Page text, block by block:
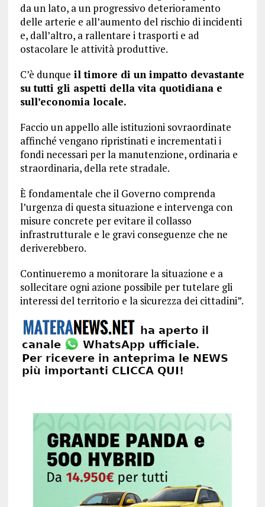
da un lato, a un progressivo deterioramento
delle arterie e all’aumento del rischio di incidenti
e, dall’altro, a rallentare i trasporti e ad
ostacolare le attività produttive.
C’è dunque il timore di un impatto devastante
su tutti gli aspetti della vita quotidiana e
sull’economia locale.
Faccio un appello alle istituzioni sovraordinate
affinché vengano ripristinati e incrementati i
fondi necessari per la manutenzione, ordinaria e
straordinaria, della rete stradale.
È fondamentale che il Governo comprenda
l’urgenza di questa situazione e intervenga con
misure concrete per evitare il collasso
infrastrutturale e le gravi conseguenze che ne
deriverebbero.
Continueremo a monitorare la situazione e a
sollecitare ogni azione possibile per tutelare gli
interessi del territorio e la sicurezza dei cittadini”.